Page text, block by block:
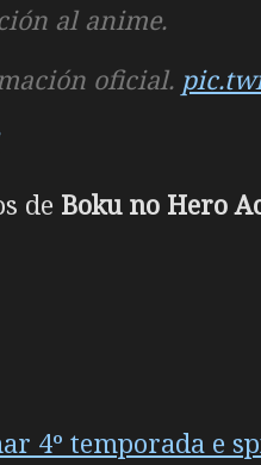
al anime.
oficial.
de Boku no Hero
4º temporada e